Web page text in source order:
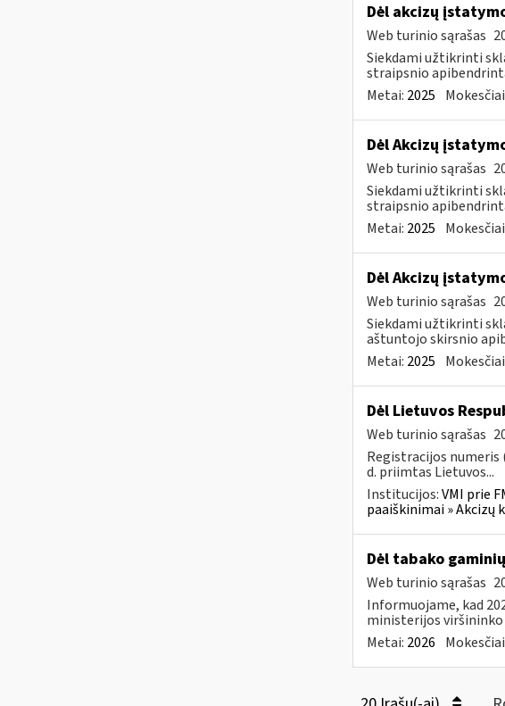
Dėl akcizų
Web turinio sąrašas
Siekdami užtikrinti
straipsnio
Metai: 2025
Dėl Akcizų
Web turinio sąrašas
Siekdami užtikrinti
straipsnio
Metai: 2025
Dėl Akcizų
Web turinio sąrašas
Siekdami užtikrinti
aštuntojo skirsnio
Metai: 2025
Dėl Lietuvos
Web turinio sąrašas
Registracijos numeris
d. priimtas Lietuvos...
Institucijos:VMI prie
paaiškinimai » Akcizų
Dėl tabako
Web turinio sąrašas
Informuojame, kad
ministerijos viršininko
Metai: 2026